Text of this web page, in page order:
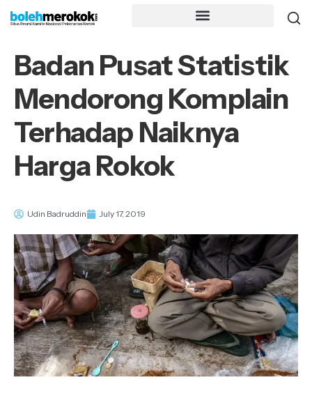
Badan Pusat Statistik
Mendorong Komplain
Terhadap Naiknya
Harga Rokok
Udin Badruddin July 17, 2019